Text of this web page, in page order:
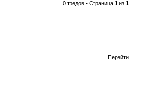
0 тредов • Страница 1 из 1
Перейти